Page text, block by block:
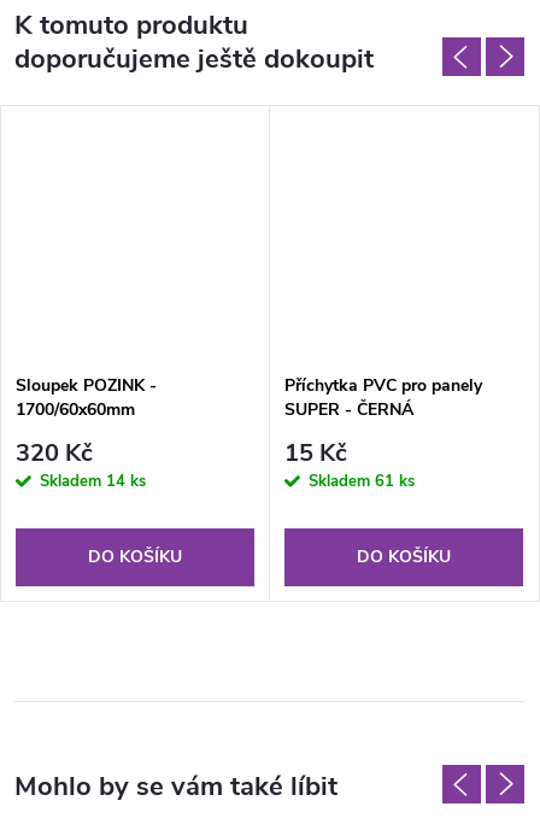
K tomuto produktu
doporučujeme ještě dokoupit
Sloupek POZINK -
1700/60x60mm
320 Kč
Skladem 14 ks
DO KOŠÍKU
Příchytka PVC pro panely
SUPER - ČERNÁ
15 Kč
Skladem 61 ks
DO KOŠÍKU